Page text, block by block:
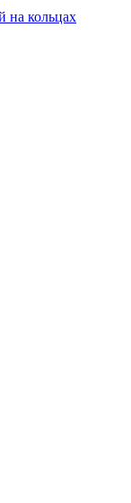
на кольцах